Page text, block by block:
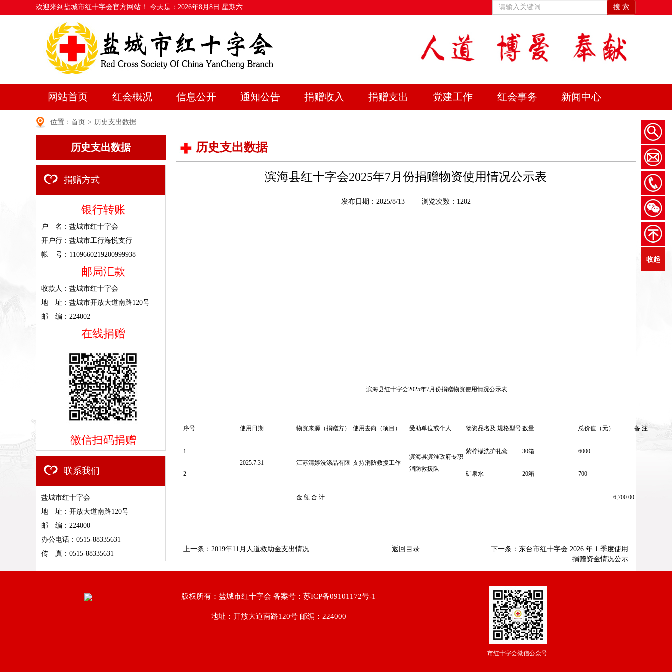
欢迎来到盐城市红十字会官方网站！ 今天是： 2026年8月8日 星期六 搜 索
网站首页 红会概况 信息公开 通知公告 捐赠收入 捐赠支出 党建工作 红会事务 新闻中心
位置： 首页 > 历史支出数据
历史支出数据
捐赠方式
银行转账
户 名：盐城市红十字会
开户行：盐城市工行海悦支行
帐 号：1109660219200999938
邮局汇款
收款人：盐城市红十字会
地 址：盐城市开放大道南路120号
邮 编：224002
在线捐赠
微信扫码捐赠
联系我们
盐城市红十字会
地 址：开放大道南路120号
邮 编：224000
办公电话：0515-88335631
传 真：0515-88335631
历史支出数据
滨海县红十字会2025年7月份捐赠物资使用情况公示表
发布日期：2025/8/13 浏览次数：1202
滨海县红十字会2025年7月份捐赠物资使用情况公示表
序号 使用日期 物资来源（捐赠方） 使用去向（项目） 受助单位或个人 物资品名及 规格型号数量 总价值（元） 备 注
1
2025.7.31
江苏清婷洗涤品有限 支持消防救援工作
滨海县滨淮政府专职
消防救援队
紫柠檬洗护礼盒 30箱 6000
2 矿泉水 20箱 700
金 额 合 计 6,700.00
上一条： 2019年11月人道救助金支出情况 返回目录 下一条： 东台市红十字会 2026 年 1 季度使用
捐赠资金情况公示
版权所有：盐城市红十字会 备案号： 苏ICP备09101172号-1
地址：开放大道南路120号 邮编：224000
市红十字会微信公众号
收起